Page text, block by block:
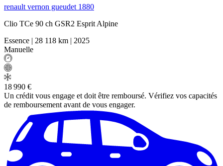
renault vernon gueudet 1880
Clio TCe 90 ch GSR2 Esprit Alpine
Essence | 28 118 km | 2025
Manuelle
18 990 €
Un crédit vous engage et doit être remboursé. Vérifiez vos capacités
de remboursement avant de vous engager.